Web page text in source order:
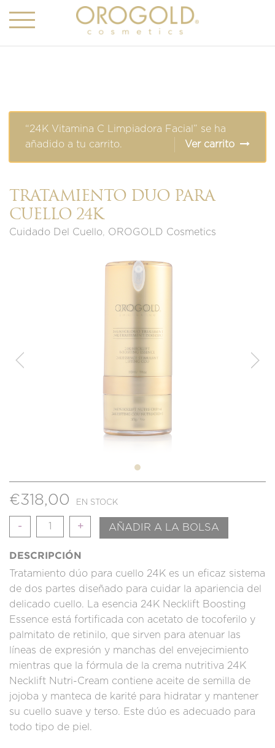
“24K Vitamina C Limpiadora Facial” se ha
añadido a tu carrito.
Ver carrito
TRATAMIENTO DÚO PARA
CUELLO 24K
Cuidado Del Cuello OROGOLD Cosmetics
€318,00 EN STOCK
Cantidad AÑADIR A LA BOLSA
DESCRIPCIÓN
Tratamiento dúo para cuello 24K es un eficaz sistema
de dos partes diseñado para cuidar la apariencia del
delicado cuello. La esencia 24K Necklift Boosting
Essence está fortificada con acetato de tocoferilo y
palmitato de retinilo, que sirven para atenuar las
líneas de expresión y manchas del envejecimiento
mientras que la fórmula de la crema nutritiva 24K
Necklift Nutri-Cream contiene aceite de semilla de
jojoba y manteca de karité para hidratar y mantener
su cuello suave y terso. Este dúo es adecuado para
todo tipo de piel.